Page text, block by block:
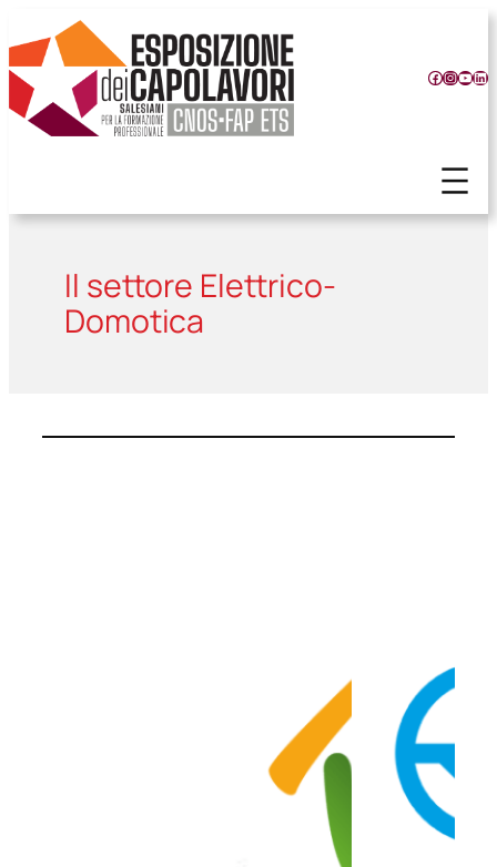
al
contenuto
Facebook
Il settore Elettrico-
Domotica